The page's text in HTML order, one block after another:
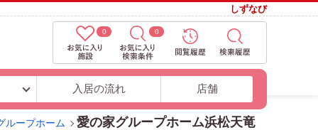
しずなび
0 0
入居の流れ 店舗
ループホーム 愛の家グループホーム浜松天竜